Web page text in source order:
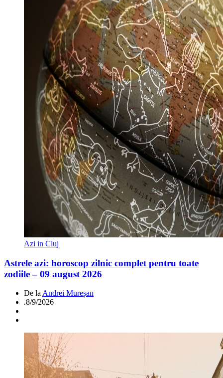
Azi in Cluj
Astrele azi: horoscop zilnic complet pentru toate
zodiile – 09 august 2026
De laAndrei Mureșan
.8/9/2026